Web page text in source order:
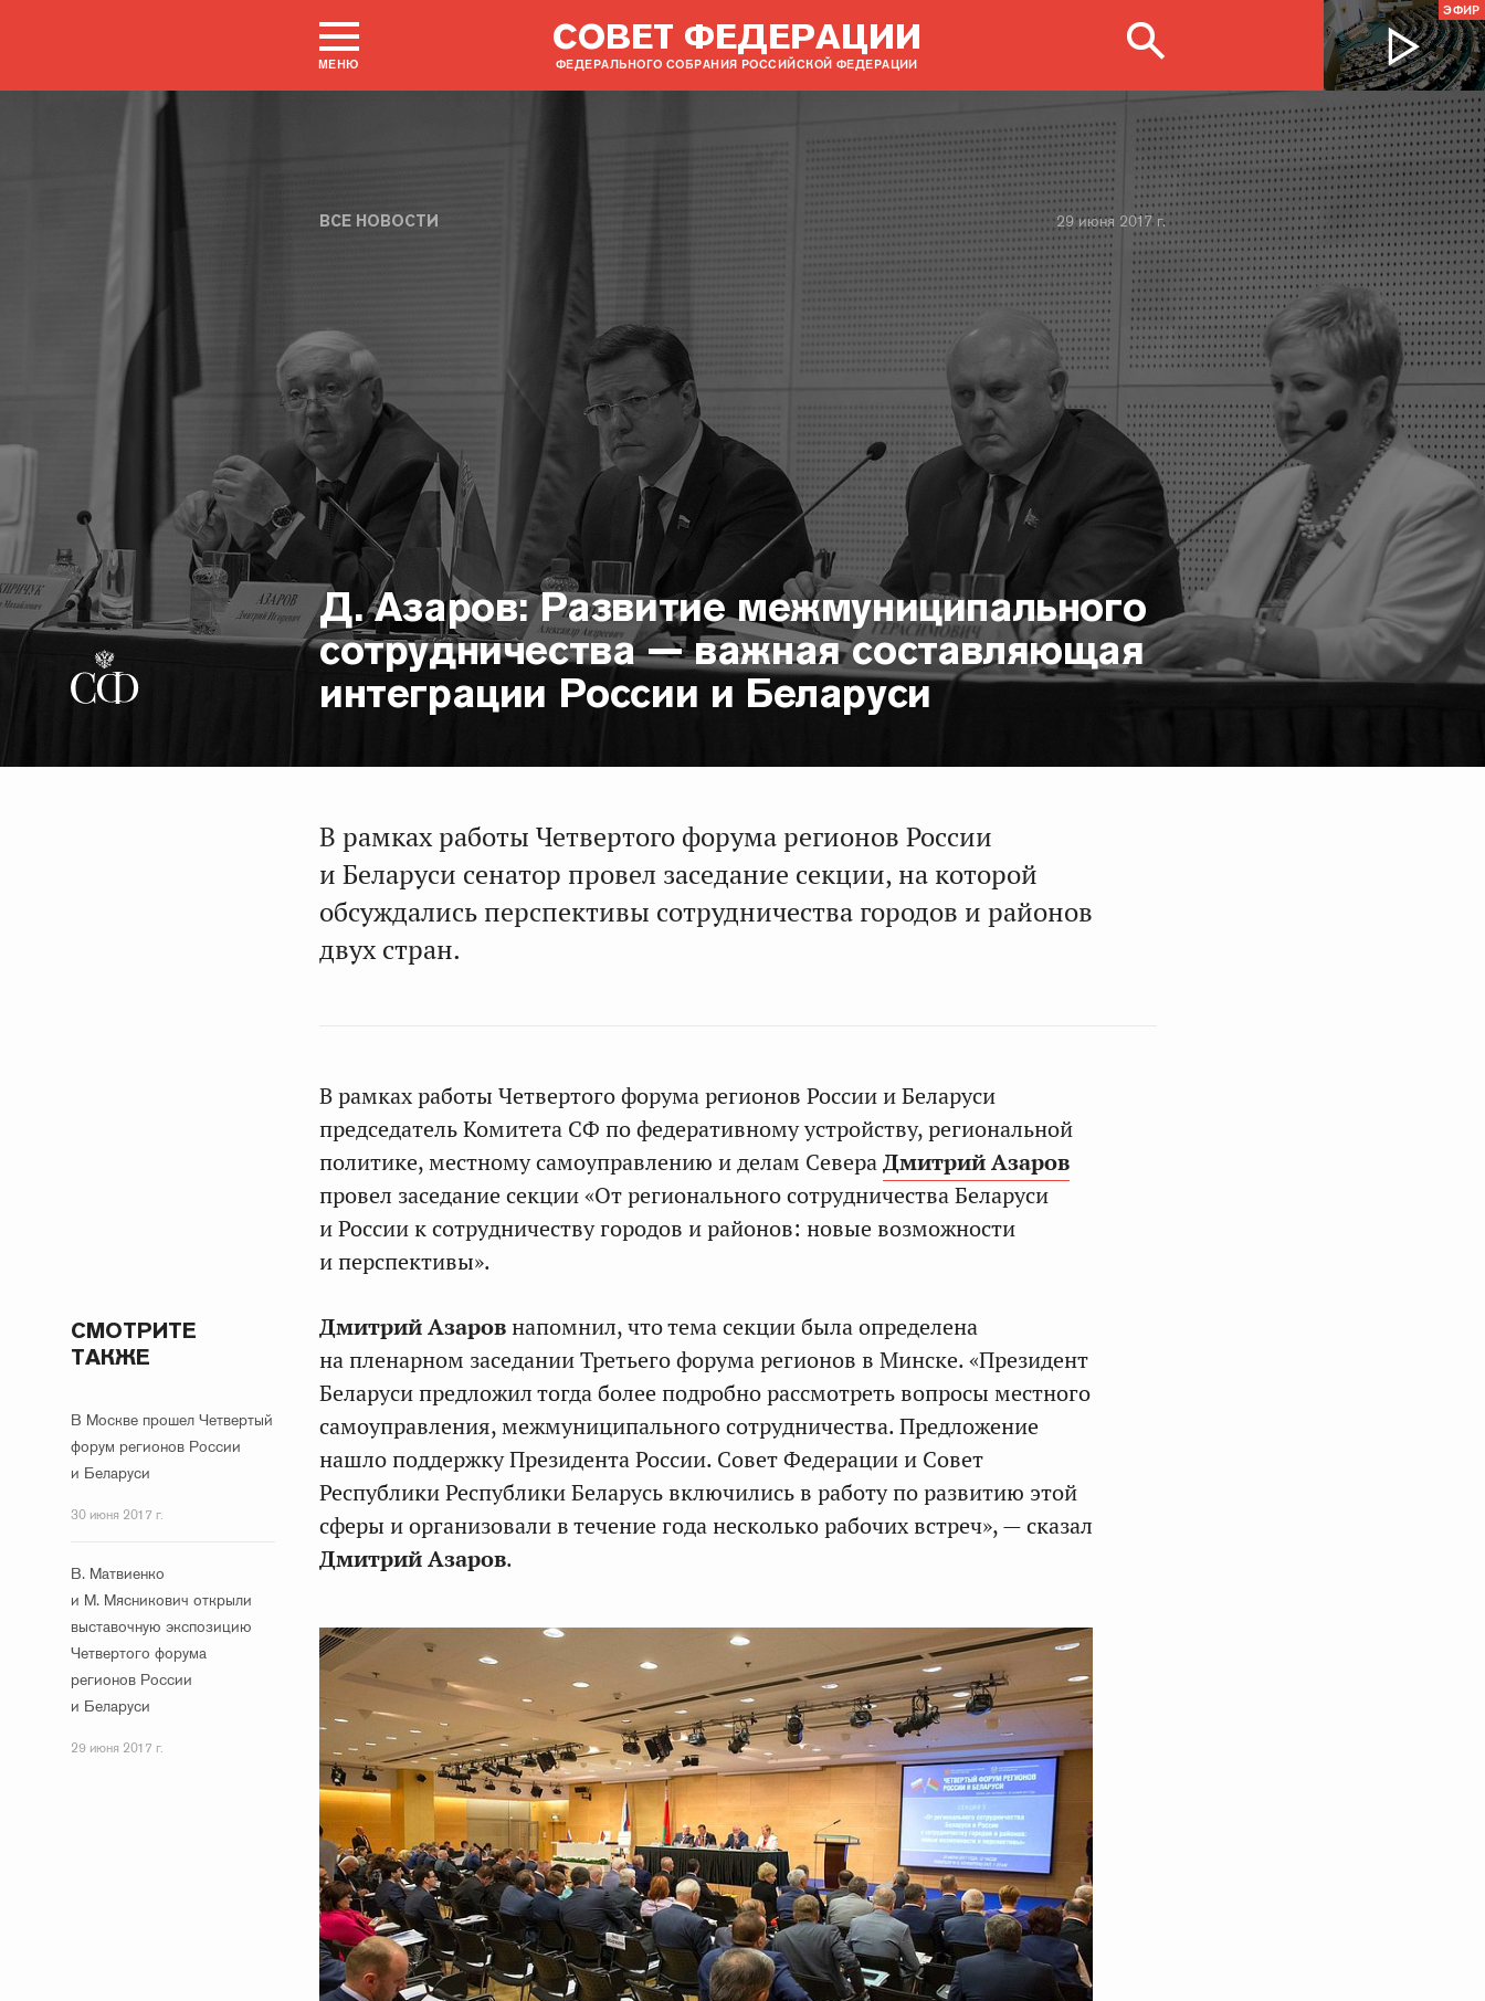
МЕНЮ
СОВЕТ ФЕДЕРАЦИИ
ФЕДЕРАЛЬНОГО СОБРАНИЯ РОССИЙСКОЙ ФЕДЕРАЦИИ
ЭФИР
ВСЕ НОВОСТИ
Д. Азаров: Развитие межмуниципального
сотрудничества — важная составляющая
интеграции России и Беларуси
29 июня 2017 г.
В рамках работы Четвертого форума регионов России
и Беларуси сенатор провел заседание секции, на которой
обсуждались перспективы сотрудничества городов и районов
двух стран.
В рамках работы Четвертого форума регионов России и Беларуси
председатель Комитета СФ по федеративному устройству, региональной
политике, местному самоуправлению и делам СевераДмитрий Азаров
провел заседание секции «От регионального сотрудничества Беларуси
и России к сотрудничеству городов и районов: новые возможности
и перспективы».
СМОТРИТЕ
ТАКЖЕ
В Москве прошел Четвертый
форум регионов России
и Беларуси
30 июня 2017 г.
В. Матвиенко
и М. Мясникович открыли
выставочную экспозицию
Четвертого форума
регионов России
и Беларуси
29 июня 2017 г.
Дмитрий Азаровнапомнил, что тема секции была определена
на пленарном заседании Третьего форума регионов в Минске. «Президент
Беларуси предложил тогда более подробно рассмотреть вопросы местного
самоуправления, межмуниципального сотрудничества. Предложение
нашло поддержку Президента России. Совет Федерации и Совет
Республики Республики Беларусь включились в работу по развитию этой
сферы и организовали в течение года несколько рабочих встреч», — сказал
Дмитрий Азаров.